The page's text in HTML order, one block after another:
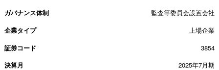
ガバナンス体制
監査等委員会設置会社
企業タイプ
上場企業
証券コード
3854
決算月
2025年7月期